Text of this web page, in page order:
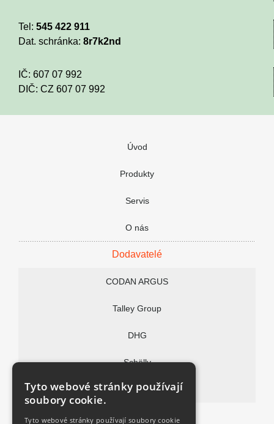
Tel: 545 422 911
Dat. schránka: 8r7k2nd
IČ: 607 07 992
DIČ: CZ 607 07 992
Nenašli jste co potřebujete nebo máte
Souhlasím sezpracováním osobních údajů
Úvod
Produkty
Servis
O nás
Dodavatelé
CODAN ARGUS
Talley Group
DHG
Schölly
Vitalitec
FAQ
Tyto webové stránky používají
soubory cookie.
Tyto webové stránky používají soubory cookie